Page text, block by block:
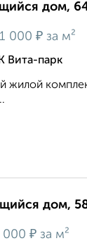
дом,
000 ₽ за м²
Вита-парк
жилой
дом,
000 ₽ за м²